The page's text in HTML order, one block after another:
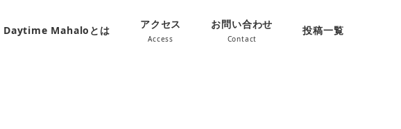
Daytime Mahaloとは アクセス
Access
お問い合わせ
Contact
投稿一覧